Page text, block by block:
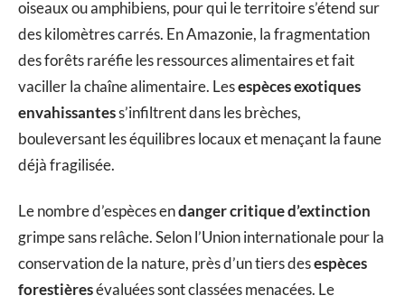
oiseaux ou amphibiens, pour qui le territoire s’étend sur
des kilomètres carrés. En Amazonie, la fragmentation
des forêts raréfie les ressources alimentaires et fait
vaciller la chaîne alimentaire. Lesespèces exotiques
envahissantess’infiltrent dans les brèches,
bouleversant les équilibres locaux et menaçant la faune
déjà fragilisée.
Le nombre d’espèces endanger critique d’extinction
grimpe sans relâche. Selon l’Union internationale pour la
conservation de la nature, près d’un tiers desespèces
forestièresévaluées sont classées menacées. Le